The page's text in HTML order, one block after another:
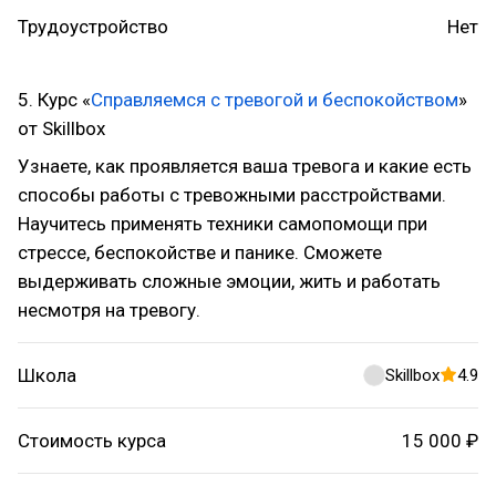
Трудоустройство Нет
5. Курс «Справляемся с тревогой и беспокойством»
от Skillbox
Узнаете, как проявляется ваша тревога и какие есть
способы работы с тревожными расстройствами.
Научитесь применять техники самопомощи при
стрессе, беспокойстве и панике. Сможете
выдерживать сложные эмоции, жить и работать
несмотря на тревогу.
Школа Skillbox 4.9
Стоимость курса 15 000 ₽